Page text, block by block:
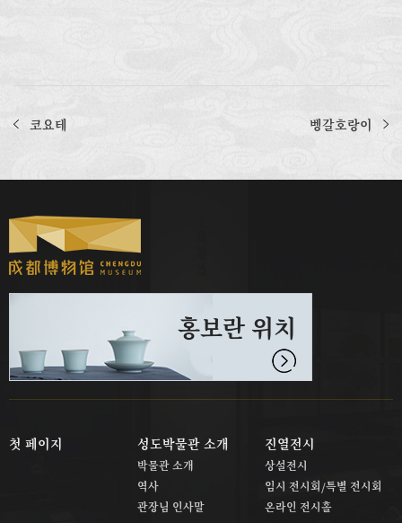
코요테 벵갈호랑이
홍보란 위치
첫 페이지 성도박물관 소개
박물관 소개
역사
관장님 인사말
진열전시
상설전시
임시 전시회/특별 전시회
온라인 전시홀